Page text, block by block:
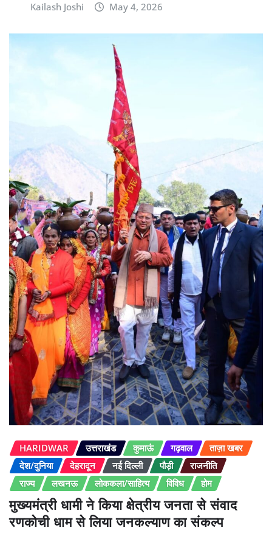
Kailash Joshi May 4, 2026
HARIDWAR उत्तराखंड कुमाऊं गढ़वाल
ताज़ा खबर
देश/दुनिया
देहरादून नई दिल्ली पौड़ी
राजनीति
राज्य
लखनऊ लोककला/साहित्य विविध होम
मुख्यमंत्री धामी ने किया क्षेत्रीय जनता से संवाद
रणकोची धाम से लिया जनकल्याण का संकल्प